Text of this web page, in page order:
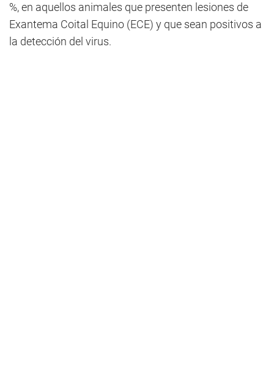
%, en aquellos animales que presenten lesiones de
Exantema Coital Equino (ECE) y que sean positivos a
la detección del virus.